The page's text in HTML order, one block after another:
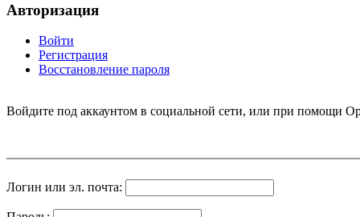
Авторизация
Войти
Регистрация
Восстановление пароля
Войдите под аккаунтом в социальной сети, или при помощи
Логин или эл. почта: